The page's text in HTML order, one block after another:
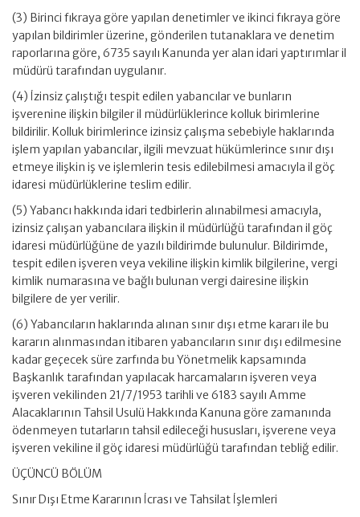
(3) Birinci fıkraya göre yapılan denetimler ve ikinci fıkraya göre
yapılan bildirimler üzerine, gönderilen tutanaklara ve denetim
raporlarına göre, 6735 sayılı Kanunda yer alan idari yaptırımlar il
müdürü tarafından uygulanır.
(4) İzinsiz çalıştığı tespit edilen yabancılar ve bunların
işverenine ilişkin bilgiler il müdürlüklerince kolluk birimlerine
bildirilir. Kolluk birimlerince izinsiz çalışma sebebiyle haklarında
işlem yapılan yabancılar, ilgili mevzuat hükümlerince sınır dışı
etmeye ilişkin iş ve işlemlerin tesis edilebilmesi amacıyla il göç
idaresi müdürlüklerine teslim edilir.
(5) Yabancı hakkında idari tedbirlerin alınabilmesi amacıyla,
izinsiz çalışan yabancılara ilişkin il müdürlüğü tarafından il göç
idaresi müdürlüğüne de yazılı bildirimde bulunulur. Bildirimde,
tespit edilen işveren veya vekiline ilişkin kimlik bilgilerine, vergi
kimlik numarasına ve bağlı bulunan vergi dairesine ilişkin
bilgilere de yer verilir.
(6) Yabancıların haklarında alınan sınır dışı etme kararı ile bu
kararın alınmasından itibaren yabancıların sınır dışı edilmesine
kadar geçecek süre zarfında bu Yönetmelik kapsamında
Başkanlık tarafından yapılacak harcamaların işveren veya
işveren vekilinden 21/7/1953 tarihli ve 6183 sayılı Amme
Alacaklarının Tahsil Usulü Hakkında Kanuna göre zamanında
ödenmeyen tutarların tahsil edileceği hususları, işverene veya
işveren vekiline il göç idaresi müdürlüğü tarafından tebliğ edilir.
ÜÇÜNCÜ BÖLÜM
Sınır Dışı Etme Kararının İcrası ve Tahsilat İşlemleri